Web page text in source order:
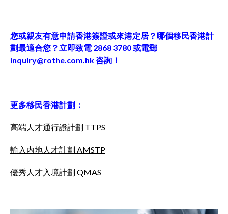
您或親友有意申請香港簽證或來港定居？哪個移民香港計
劃最適合您？立即致電 2868 3780 或電郵
inquiry@rothe.com.hk 咨詢！
更多移民香港計劃：
高端人才通行證計劃 TTPS
輸入内地人才計劃 AMSTP
優秀人才入境計劃 QMAS